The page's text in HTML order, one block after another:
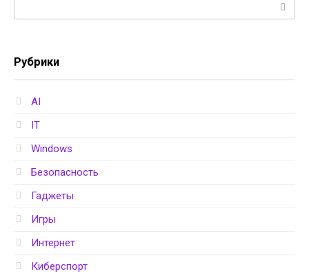
Рубрики
AI
IT
Windows
Безопасность
Гаджеты
Игры
Интернет
Киберспорт